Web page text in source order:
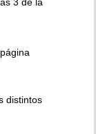
distintos